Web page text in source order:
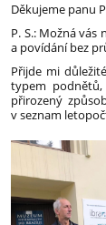
Děkujeme panu
P. S.: Možná
a povídání bez
Přijde mi
typem
přirozený
v seznam